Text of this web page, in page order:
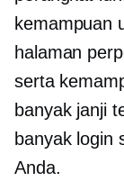
kemampuan
halaman
serta
banyak janji
banyak login
Anda.